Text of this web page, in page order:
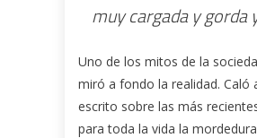
muy cargada y gorda
Uno de los mitos de la
miró a fondo la realidad. Caló
escrito sobre las más
para toda la vida la